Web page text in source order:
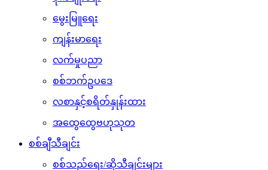
မွေးမြူရေး
ကျန်းမာရေး
လက်မှုပညာ
စစ်ဘက်ဥပဒေ
လစာနှင့်စရိတ်နှုန်းထား
အထွေထွေဗဟုသုတ
စစ်ချီသီချင်း
စစ်သည်ရေး/ဆိုသီချင်းများ